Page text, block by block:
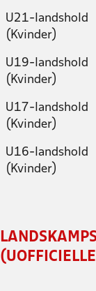
U21-landshold
(Kvinder)
U19-landshold
(Kvinder)
U17-landshold
(Kvinder)
U16-landshold
(Kvinder)